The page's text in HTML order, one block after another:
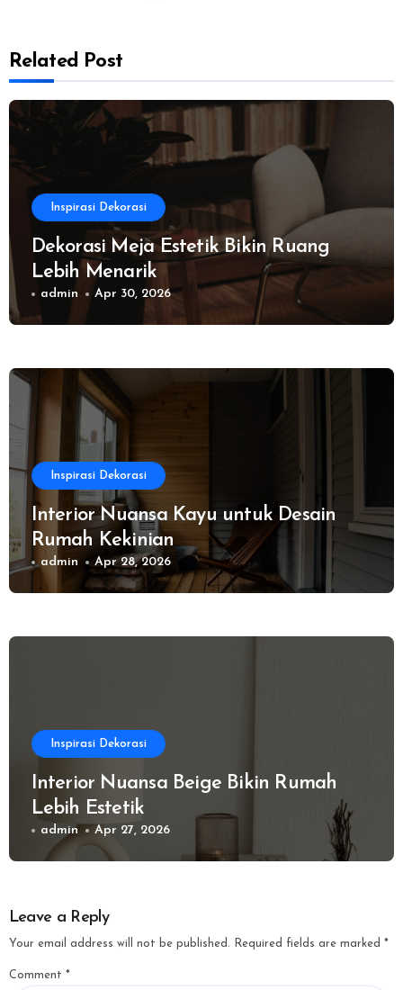
Related Post
Inspirasi Dekorasi
Dekorasi Meja Estetik Bikin Ruang
Lebih Menarik
admin Apr 30, 2026
Inspirasi Dekorasi
Interior Nuansa Kayu untuk Desain
Rumah Kekinian
admin Apr 28, 2026
Inspirasi Dekorasi
Interior Nuansa Beige Bikin Rumah
Lebih Estetik
admin Apr 27, 2026
Leave a Reply
Your email address will not be published. Required fields are marked *
Comment *